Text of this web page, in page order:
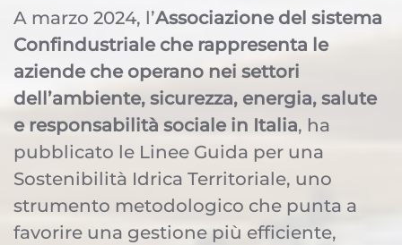
A marzo 2024, l’Associazione del sistema
Confindustriale che rappresenta le
aziende che operano nei settori
dell’ambiente, sicurezza, energia, salute
e responsabilità sociale in Italia, ha
pubblicato le Linee Guida per una
Sostenibilità Idrica Territoriale, uno
strumento metodologico che punta a
favorire una gestione più efficiente,